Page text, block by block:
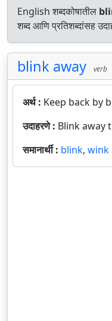
English शब्दकोषातील
शब्द आणि प्रतिशब्दांसह
blink away verb
अर्थ : Keep back by
उदाहरणे : Blink away
समानार्थी : blink, wink